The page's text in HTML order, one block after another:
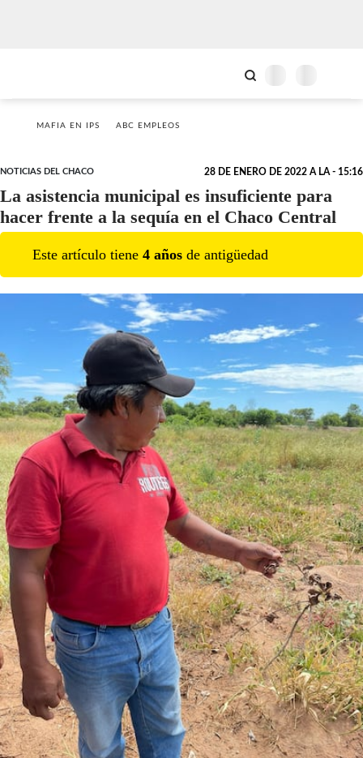
MAFIA EN IPS ABC EMPLEOS
NOTICIAS DEL CHACO 28 DE ENERO DE 2022 A LA - 15:16
La asistencia municipal es insuficiente para
hacer frente a la sequía en el Chaco Central
Este artículo tiene 4 años de antigüedad